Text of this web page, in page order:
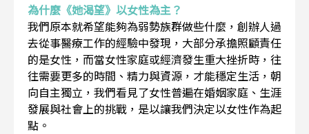
為什麼《她渴望》以女性為主？
我們原本就希望能夠為弱勢族群做些什麼，創辦人過
去從事醫療工作的經驗中發現，大部分承擔照顧責任
的是女性，而當女性家庭或經濟發生重大挫折時，往
往需要更多的時間、精力與資源，才能穩定生活，朝
向自主獨立，我們看見了女性普遍在婚姻家庭、生涯
發展與社會上的挑戰，是以讓我們決定以女性作為起
點。